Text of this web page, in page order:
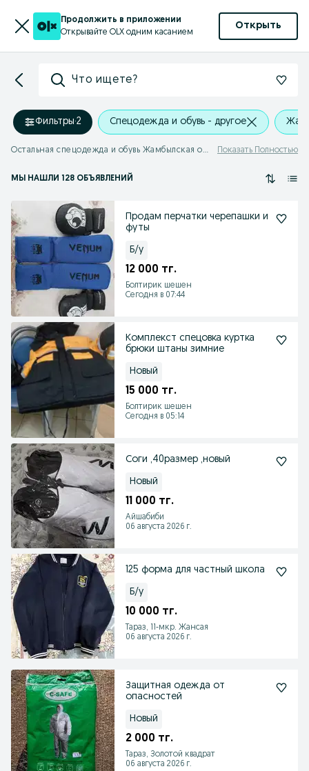
Продолжить в приложении
Открывайте OLX одним касанием
Открыть
Что ищете?
Фильтры·2 Спецодежда и обувь - другое
Остальная спецодежда и обувь Жамбылская область Показать Полностью
МЫ НАШЛИ 128 ОБЪЯВЛЕНИЙ
Продам перчатки черепашки и
футы
Б/у
12 000 тг.
Болтирик шешен
Сегодня в 07:44
Комплекст спецовка куртка
брюки штаны зимние
Новый
15 000 тг.
Болтирик шешен
Сегодня в 05:14
Соги ,40размер ,новый
Новый
11 000 тг.
Айшабиби
06 августа 2026 г.
125 форма для частный школа
Б/у
10 000 тг.
Тараз, 11-мкр. Жансая
06 августа 2026 г.
Защитная одежда от
опасностей
Новый
2 000 тг.
Тараз, Золотой квадрат
06 августа 2026 г.